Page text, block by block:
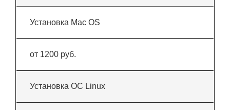
Установка Mac OS
от 1200 руб.
Установка ОС Linux